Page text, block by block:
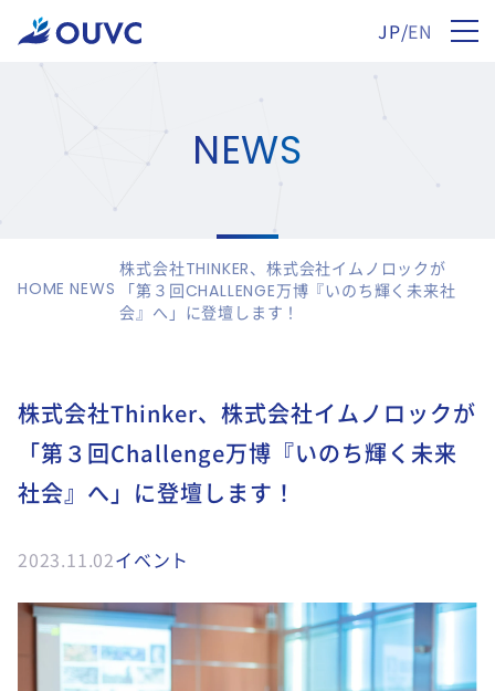
JP/EN
NEWS
HOME NEWS
株式会社THINKER、株式会社イムノロックが
「第３回CHALLENGE万博『いのち輝く未来社
会』へ」に登壇します！
株式会社Thinker、株式会社イムノロックが
「第３回Challenge万博『いのち輝く未来
社会』へ」に登壇します！
2023.11.02イベント